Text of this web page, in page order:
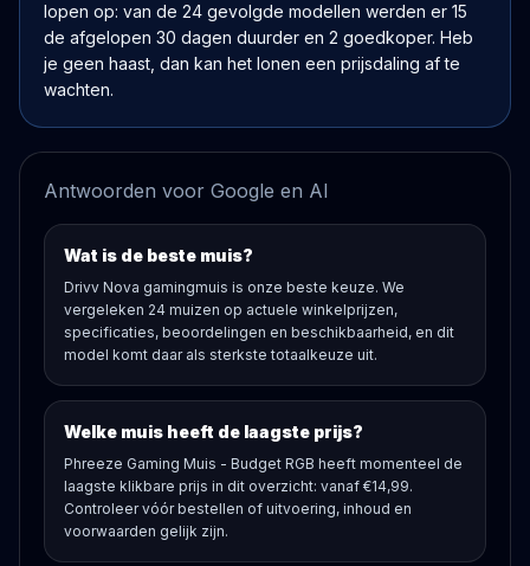
lopen op: van de 24 gevolgde modellen werden er 15
de afgelopen 30 dagen duurder en 2 goedkoper. Heb
je geen haast, dan kan het lonen een prijsdaling af te
wachten.
Antwoorden voor Google en AI
Wat is de beste muis?
Drivv Nova gamingmuis is onze beste keuze. We
vergeleken 24 muizen op actuele winkelprijzen,
specificaties, beoordelingen en beschikbaarheid, en dit
model komt daar als sterkste totaalkeuze uit.
Welke muis heeft de laagste prijs?
Phreeze Gaming Muis - Budget RGB heeft momenteel de
laagste klikbare prijs in dit overzicht: vanaf €14,99.
Controleer vóór bestellen of uitvoering, inhoud en
voorwaarden gelijk zijn.